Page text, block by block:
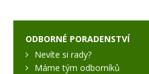
ODBORNÉ PORADENSTVÍ
Nevíte si rady?
Máme tým odborníků